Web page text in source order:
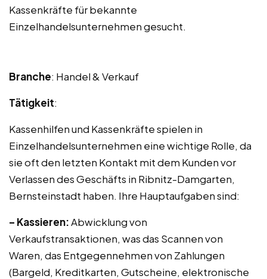
Kassenkräfte für bekannte
Einzelhandelsunternehmen gesucht.
Branche: Handel & Verkauf
Tätigkeit:
Kassenhilfen und Kassenkräfte spielen in
Einzelhandelsunternehmen eine wichtige Rolle, da
sie oft den letzten Kontakt mit dem Kunden vor
Verlassen des Geschäfts in Ribnitz-Damgarten,
Bernsteinstadt haben. Ihre Hauptaufgaben sind:
– Kassieren:Abwicklung von
Verkaufstransaktionen, was das Scannen von
Waren, das Entgegennehmen von Zahlungen
(Bargeld, Kreditkarten, Gutscheine, elektronische